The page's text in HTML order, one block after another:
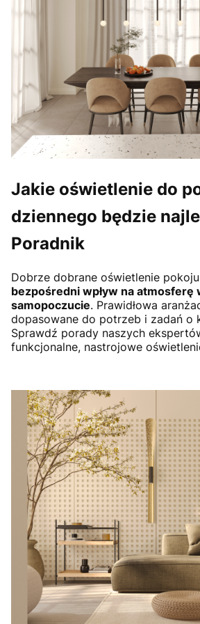
Jakie oświetlenie do
dziennego będzie
Poradnik
Dobrze dobrane oświetlenie
bezpośredni wpływ na atmosferę
samopoczucie. Prawidłowa
dopasowane do potrzeb i zadań o
Sprawdź porady naszych
funkcjonalne, nastrojowe